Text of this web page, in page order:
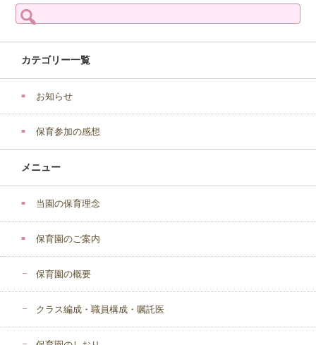
検
索:
カテゴリー一覧
お知らせ
保育参加の感想
メニュー
当園の保育理念
保育園のご案内
保育園の概要
クラス編成・職員構成・嘱託医